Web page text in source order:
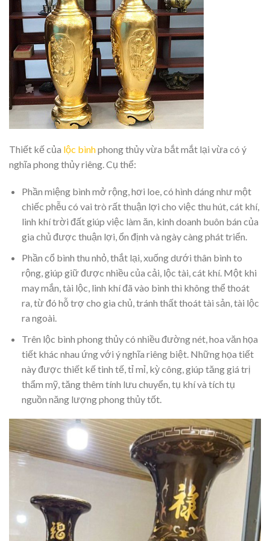
Thiết kế của lộc bìnhphong thủy vừa bắt mắt lại vừa có ý
nghĩa phong thủy riêng. Cụ thể:
Phần miệng bình mở rộng, hơi loe, có hình dáng như một
chiếc phễu có vai trò rất thuận lợi cho việc thu hút, cát khí,
linh khí trời đất giúp việc làm ăn, kinh doanh buôn bán của
gia chủ được thuận lợi, ổn định và ngày càng phát triển.
Phần cổ bình thu nhỏ, thắt lại, xuống dưới thân bình to
rộng, giúp giữ được nhiều của cải, lộc tài, cát khí. Một khi
may mắn, tài lộc, linh khí đã vào bình thì không thể thoát
ra, từ đó hỗ trợ cho gia chủ, tránh thất thoát tài sản, tài lộc
ra ngoài.
Trên lộc bình phong thủy có nhiều đường nét, hoa văn họa
tiết khác nhau ứng với ý nghĩa riêng biệt. Những họa tiết
này được thiết kế tinh tế, tỉ mỉ, kỳ công, giúp tăng giá trị
thẩm mỹ, tăng thêm tính lưu chuyển, tụ khí và tích tụ
nguồn năng lượng phong thủy tốt.